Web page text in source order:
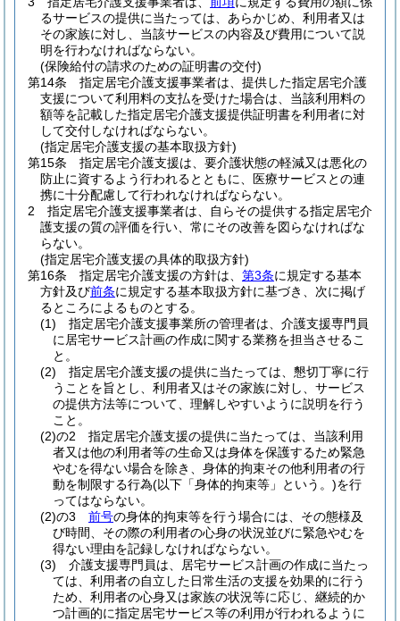
るサービスの提供に当たっては、あらかじめ、利用者又は
その家族に対し、当該サービスの内容及び費用について説
明を行わなければならない。
(保険給付の請求のための証明書の交付)
第14条
指定居宅介護支援事業者は、提供した指定居宅介護
支援について利用料の支払を受けた場合は、当該利用料の
額等を記載した指定居宅介護支援提供証明書を利用者に対
して交付しなければならない。
(指定居宅介護支援の基本取扱方針)
第15条
指定居宅介護支援は、要介護状態の軽減又は悪化の
防止に資するよう行われるとともに、医療サービスとの連
携に十分配慮して行われなければならない。
2
指定居宅介護支援事業者は、自らその提供する指定居宅介
護支援の質の評価を行い、常にその改善を図らなければな
らない。
(指定居宅介護支援の具体的取扱方針)
第16条
指定居宅介護支援の方針は、 第3条に規定する基本
方針及び前条に規定する基本取扱方針に基づき、次に掲げ
るところによるものとする。
(1)
指定居宅介護支援事業所の管理者は、介護支援専門員
に居宅サービス計画の作成に関する業務を担当させるこ
と。
(2)
指定居宅介護支援の提供に当たっては、懇切丁寧に行
うことを旨とし、利用者又はその家族に対し、サービス
の提供方法等について、理解しやすいように説明を行う
こと。
(2)の2
指定居宅介護支援の提供に当たっては、当該利用
者又は他の利用者等の生命又は身体を保護するため緊急
やむを得ない場合を除き、身体的拘束その他利用者の行
動を制限する行為(以下「身体的拘束等」という。)を行
ってはならない。
(2)の3
前号の身体的拘束等を行う場合には、その態様及
び時間、その際の利用者の心身の状況並びに緊急やむを
得ない理由を記録しなければならない。
(3)
介護支援専門員は、居宅サービス計画の作成に当たっ
ては、利用者の自立した日常生活の支援を効果的に行う
ため、利用者の心身又は家族の状況等に応じ、継続的か
つ計画的に指定居宅サービス等の利用が行われるように